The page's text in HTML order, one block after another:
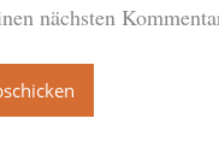
nächsten